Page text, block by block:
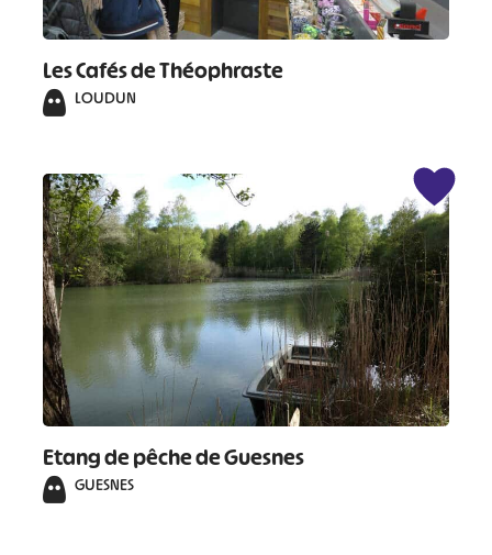
Les Cafés de Théophraste
LOUDUN
Etang de pêche de Guesnes
GUESNES